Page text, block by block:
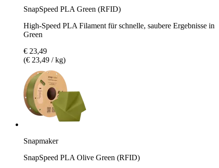
SnapSpeed PLA Green (RFID)
High-Speed PLA Filament für schnelle, saubere Ergebnisse in
Green
€ 23,49
(€ 23,49 / kg)
Snapmaker
SnapSpeed PLA Olive Green (RFID)